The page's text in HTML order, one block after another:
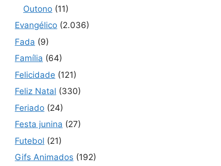
Outono (11)
Evangélico (2.036)
Fada (9)
Família (64)
Felicidade (121)
Feliz Natal (330)
Feriado (24)
Festa junina (27)
Futebol (21)
Gifs Animados (192)